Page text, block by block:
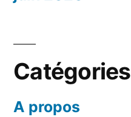
Catégories
A propos